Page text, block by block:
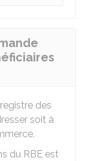
des
soit à
du RBE est